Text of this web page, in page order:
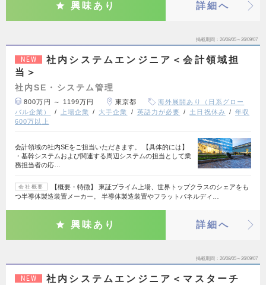
興味あり 詳細へ
掲載期間 26/08/05～26/09/07
NEW
社内システムエンジニア＜会計領域担
当＞
社内SE・システム管理
800万円 ～ 1199万円 東京都
海外展開あり（日系グロー
バル企業）
上場企業 大手企業 英語力が必要 土日祝休み
年収
600万以上
会計領域の社内SEをご担当いただきます。 【具体的には】
・基幹システムおよび関連する周辺システムの担当として業
務担当者の応…
会社概要
【概要・特徴】 東証プライム上場、世界トップクラスのシェアをも
つ半導体製造装置メーカー。 半導体製造装置やフラットパネルディ…
興味あり 詳細へ
掲載期間 26/08/05～26/09/07
NEW
社内システムエンジニア＜マスターチ